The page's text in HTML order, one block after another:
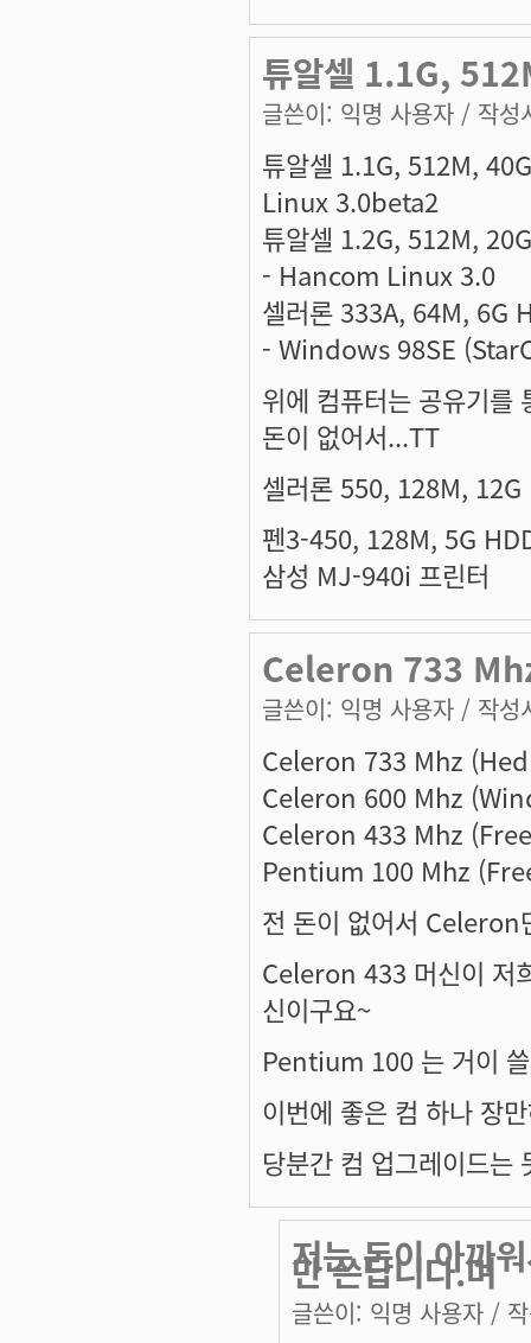
튜알셀 1.1G,
글쓴이: 익명 사용자 / 작성
튜알셀 1.1G, 512M,
Linux 3.0beta2
튜알셀 1.2G, 512M,
- Hancom Linux 3.0
셀러론 333A, 64M, 6G
- Windows 98SE
위에 컴퓨터는 공유기를
돈이 없어서...TT
셀러론 550, 128M,
펜3-450, 128M, 5G
삼성 MJ-940i 프린터
Celeron 733
글쓴이: 익명 사용자 / 작성
Celeron 733 Mhz
Celeron 600 Mhz
Celeron 433 Mhz
Pentium 100 Mhz
전 돈이 없어서 Celeron
Celeron 433 머신이 저
신이구요~
Pentium 100 는 거이
이번에 좋은 컴 하나 장
당분간 컴 업그레이드는
저는 돈이 아까
만 쓴답니다.며
글쓴이: 익명 사용자 /